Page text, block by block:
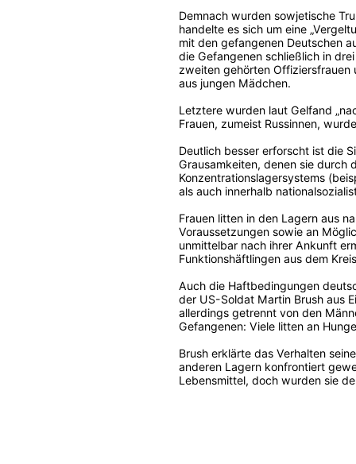
Demnach wurden sowjetische
handelte es sich um eine
mit den gefangenen Deutschen
die Gefangenen schließlich in
zweiten gehörten
aus jungen Mädchen.
Letztere wurden laut Gelfand
Frauen, zumeist Russinnen,
Deutlich besser erforscht ist die
Grausamkeiten, denen sie durch
Konzentrationslagersystems
als auch innerhalb
Frauen litten in den Lagern aus
Voraussetzungen sowie an
unmittelbar nach ihrer Ankunft
Funktionshäftlingen aus dem
Auch die Haftbedingungen
der US-Soldat Martin Brush aus
allerdings getrennt von den
Gefangenen: Viele litten an
Brush erklärte das Verhalten
anderen Lagern konfrontiert
Lebensmittel, doch wurden sie